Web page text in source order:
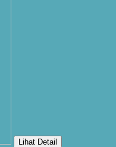
Lihat Detail